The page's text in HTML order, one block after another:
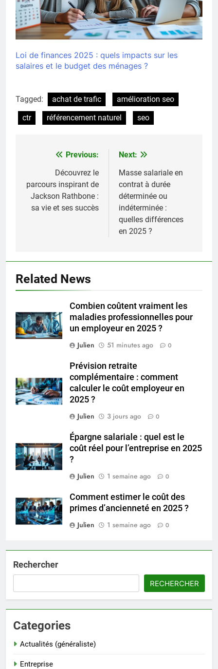
Loi de finances 2025 : quels impacts sur les
salaires et le budget des ménages ?
Tagged: achat de trafic
amélioration seo
ctr
référencement naturel seo
Navigation
l’article
Previous:
Découvrez le
parcours inspirant de
Jackson Rathbone :
sa vie et ses succès
Next:
Masse salariale en
contrat à durée
déterminée ou
indéterminée :
quelles différences
en 2025 ?
Related News
Combien coûtent vraiment les
maladies professionnelles pour
un employeur en 2025 ?
Julien
51 minutes ago 0
Prévision retraite
complémentaire : comment
calculer le coût employeur en
2025 ?
Julien
3 jours ago 0
Épargne salariale : quel est le
coût réel pour l’entreprise en 2025
?
Julien
1 semaine ago 0
Comment estimer le coût des
primes d’ancienneté en 2025 ?
Julien
1 semaine ago 0
Rechercher
RECHERCHER
Categories
Actualités (généraliste)
Entreprise